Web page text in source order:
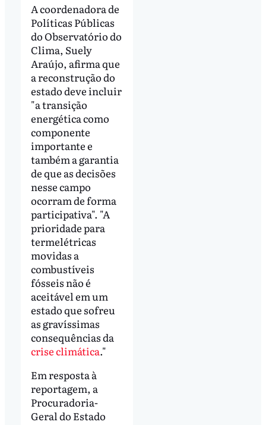
A coordenadora de
Políticas Públicas
do Observatório do
Clima, Suely
Araújo, afirma que
a reconstrução do
estado deve incluir
"a transição
energética como
componente
importante e
também a garantia
de que as decisões
nesse campo
ocorram de forma
participativa". "A
prioridade para
termelétricas
movidas a
combustíveis
fósseis não é
aceitável em um
estado que sofreu
as gravíssimas
consequências da
crise climática."
Em resposta à
reportagem, a
Procuradoria-
Geral do Estado